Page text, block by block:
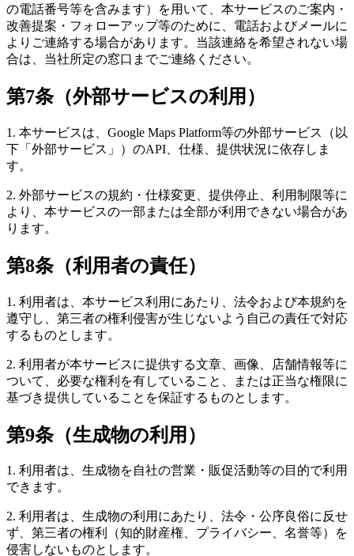
の電話番号等を含みます）を用いて、本サービスのご案内・
改善提案・フォローアップ等のために、電話およびメールに
よりご連絡する場合があります。当該連絡を希望されない場
合は、当社所定の窓口までご連絡ください。
第7条（外部サービスの利用）
1. 本サービスは、Google Maps Platform等の外部サービス（以
下「外部サービス」）のAPI、仕様、提供状況に依存しま
す。
2. 外部サービスの規約・仕様変更、提供停止、利用制限等に
より、本サービスの一部または全部が利用できない場合があ
ります。
第8条（利用者の責任）
1. 利用者は、本サービス利用にあたり、法令および本規約を
遵守し、第三者の権利侵害が生じないよう自己の責任で対応
するものとします。
2. 利用者が本サービスに提供する文章、画像、店舗情報等に
ついて、必要な権利を有していること、または正当な権限に
基づき提供していることを保証するものとします。
第9条（生成物の利用）
1. 利用者は、生成物を自社の営業・販促活動等の目的で利用
できます。
2. 利用者は、生成物の利用にあたり、法令・公序良俗に反せ
ず、第三者の権利（知的財産権、プライバシー、名誉等）を
侵害しないものとします。